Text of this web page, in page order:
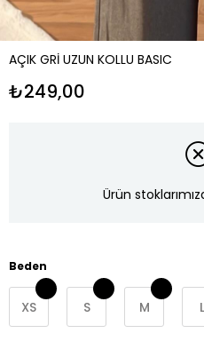
AÇIK GRI UZUN KOLLU BASIC
₺249,00
Ürün
Beden
XS S M L